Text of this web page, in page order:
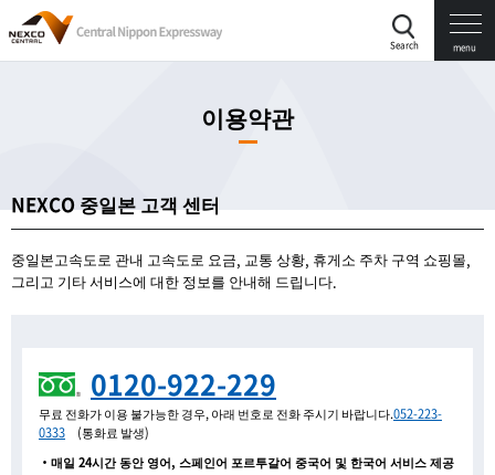
Search menu
이용약관
NEXCO 중일본 고객 센터
중일본고속도로 관내 고속도로 요금, 교통 상황, 휴게소 주차 구역 쇼핑몰,
그리고 기타 서비스에 대한 정보를 안내해 드립니다.
0120-922-229
무료 전화가 이용 불가능한 경우, 아래 번호로 전화 주시기 바랍니다.052-223-
0333 (통화료 발생)
・매일 24시간 동안 영어, 스페인어 포르투갈어 중국어 및 한국어 서비스 제공